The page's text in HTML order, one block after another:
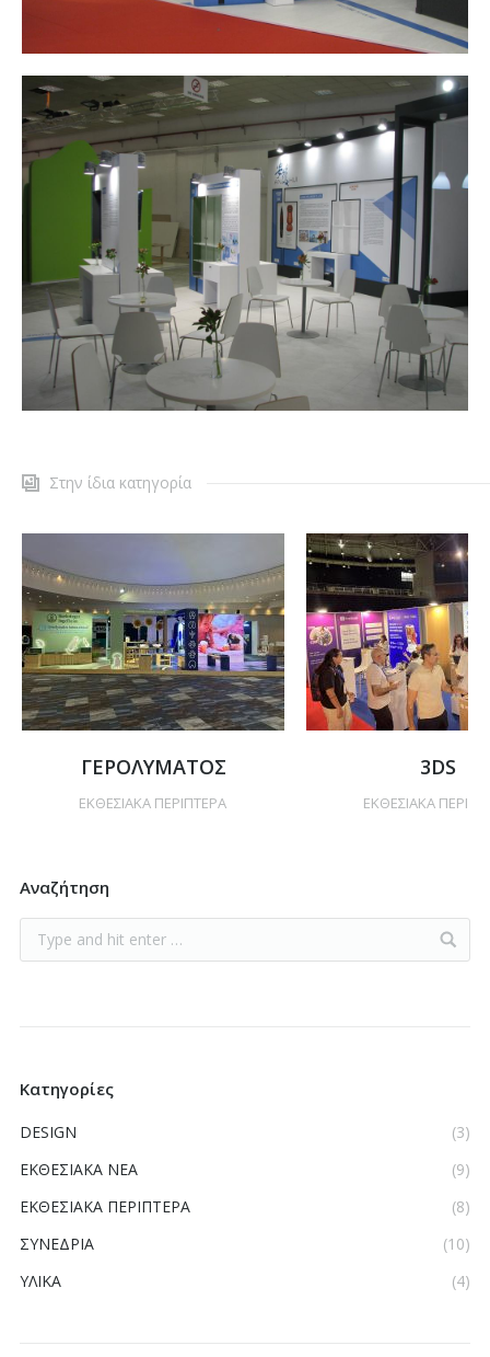
Στην ίδια κατηγορία
ΓΕΡΟΛΥΜΑΤΟΣ
ΕΚΘΕΣΙΑΚΑ ΠΕΡΙΠΤΕΡΑ
3DS
ΕΚΘΕΣΙΑΚΑ
Αναζήτηση
Κατηγορίες
DESIGN
(3)
ΕΚΘΕΣΙΑΚΑ ΝΕΑ
(9)
ΕΚΘΕΣΙΑΚΑ ΠΕΡΙΠΤΕΡΑ
(8)
ΣΥΝΕΔΡΙΑ
(10)
ΥΛΙΚΑ
(4)